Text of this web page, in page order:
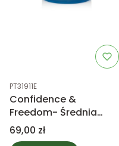
Kod produktu
PT31911E
Confidence &
Freedom- Średnia
Świeca Zapachowa
CBC
Cena
69,00 zł